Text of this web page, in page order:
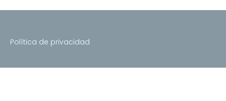
Política de privacidad